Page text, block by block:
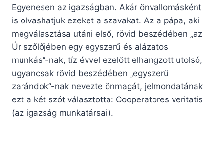
Egyenesen az igazságban. Akár önvallomásként
is olvashatjuk ezeket a szavakat. Az a pápa, aki
megválasztása utáni első, rövid beszédében „az
Úr szőlőjében egy egyszerű és alázatos
munkás”-nak, tíz évvel ezelőtt elhangzott utolsó,
ugyancsak rövid beszédében „egyszerű
zarándok”-nak nevezte önmagát, jelmondatának
ezt a két szót választotta: Cooperatores veritatis
(az igazság munkatársai).